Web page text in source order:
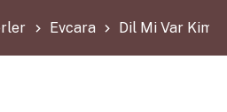
Evcara Dil Mi Var Kim